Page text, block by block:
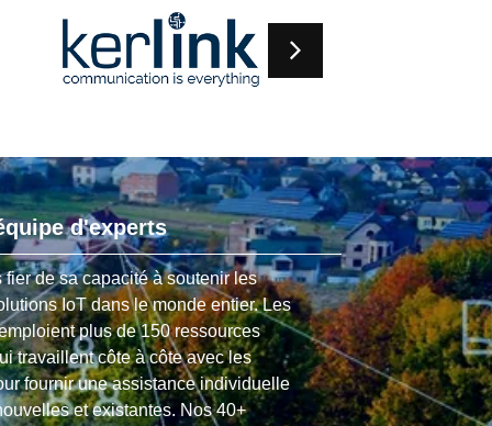
d'experts
de sa capacité à soutenir les
IoT dans le monde entier. Les
plus de 150 ressources
travaillent côte à côte avec les
fournir une assistance individuelle
et existantes. Nos 40+